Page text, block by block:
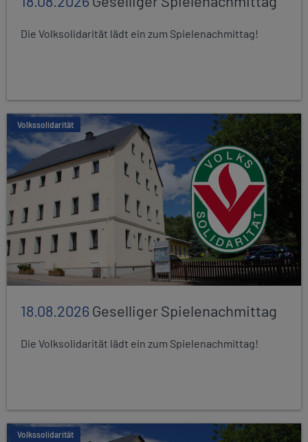
Die Volksolidarität lädt ein zum Spielenachmittag!
Volkssolidarität
18.08.2026Geselliger Spielenachmittag
Die Volksolidarität lädt ein zum Spielenachmittag!
Volkssolidarität